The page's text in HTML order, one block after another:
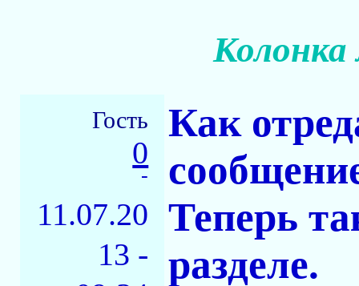
Колонка
Гость
0
-
11.07.20
13 -
Как
Теперь
разделе.